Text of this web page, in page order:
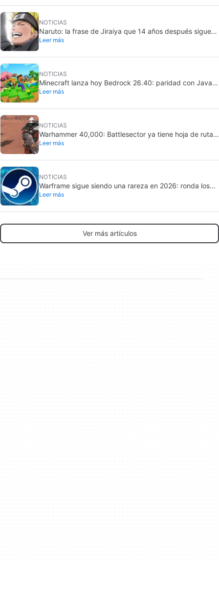
NOTICIAS
Naruto: la frase de Jiraiya que 14 años después sigue
definiendo al shonen
Leer más
NOTICIAS
Minecraft lanza hoy Bedrock 26.40: paridad con Java y
bloques experimentales
Leer más
NOTICIAS
Warhammer 40,000: Battlesector ya tiene hoja de ruta:
DLC narrativo en 2026 y nueva facción en 2027
Leer más
NOTICIAS
Warframe sigue siendo una rareza en 2026: ronda los
163.095 jugadores diarios
Leer más
Ver más artículos